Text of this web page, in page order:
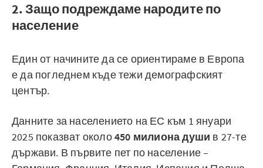
2. Защо подреждаме народите по
население
Един от начините да се ориентираме в Европа
е да погледнем къде тежи демографският
център.
Данните за населението на ЕС към 1 януари
2025 показват около450 милиона души в 27-те
държави. В първите пет по население –